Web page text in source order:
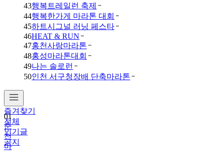
43행복트레일런 축제
44행복한가게 마라톤 대회
45하트시그널 러닝 페스타
46HEAT & RUN
47홍천사랑마라톤
48홍성마라톤대회
49나는 솔로런
50인천 서구청장배 단축마라톤
즐겨찾기
전체
인기글
공지
01
춘
천
마